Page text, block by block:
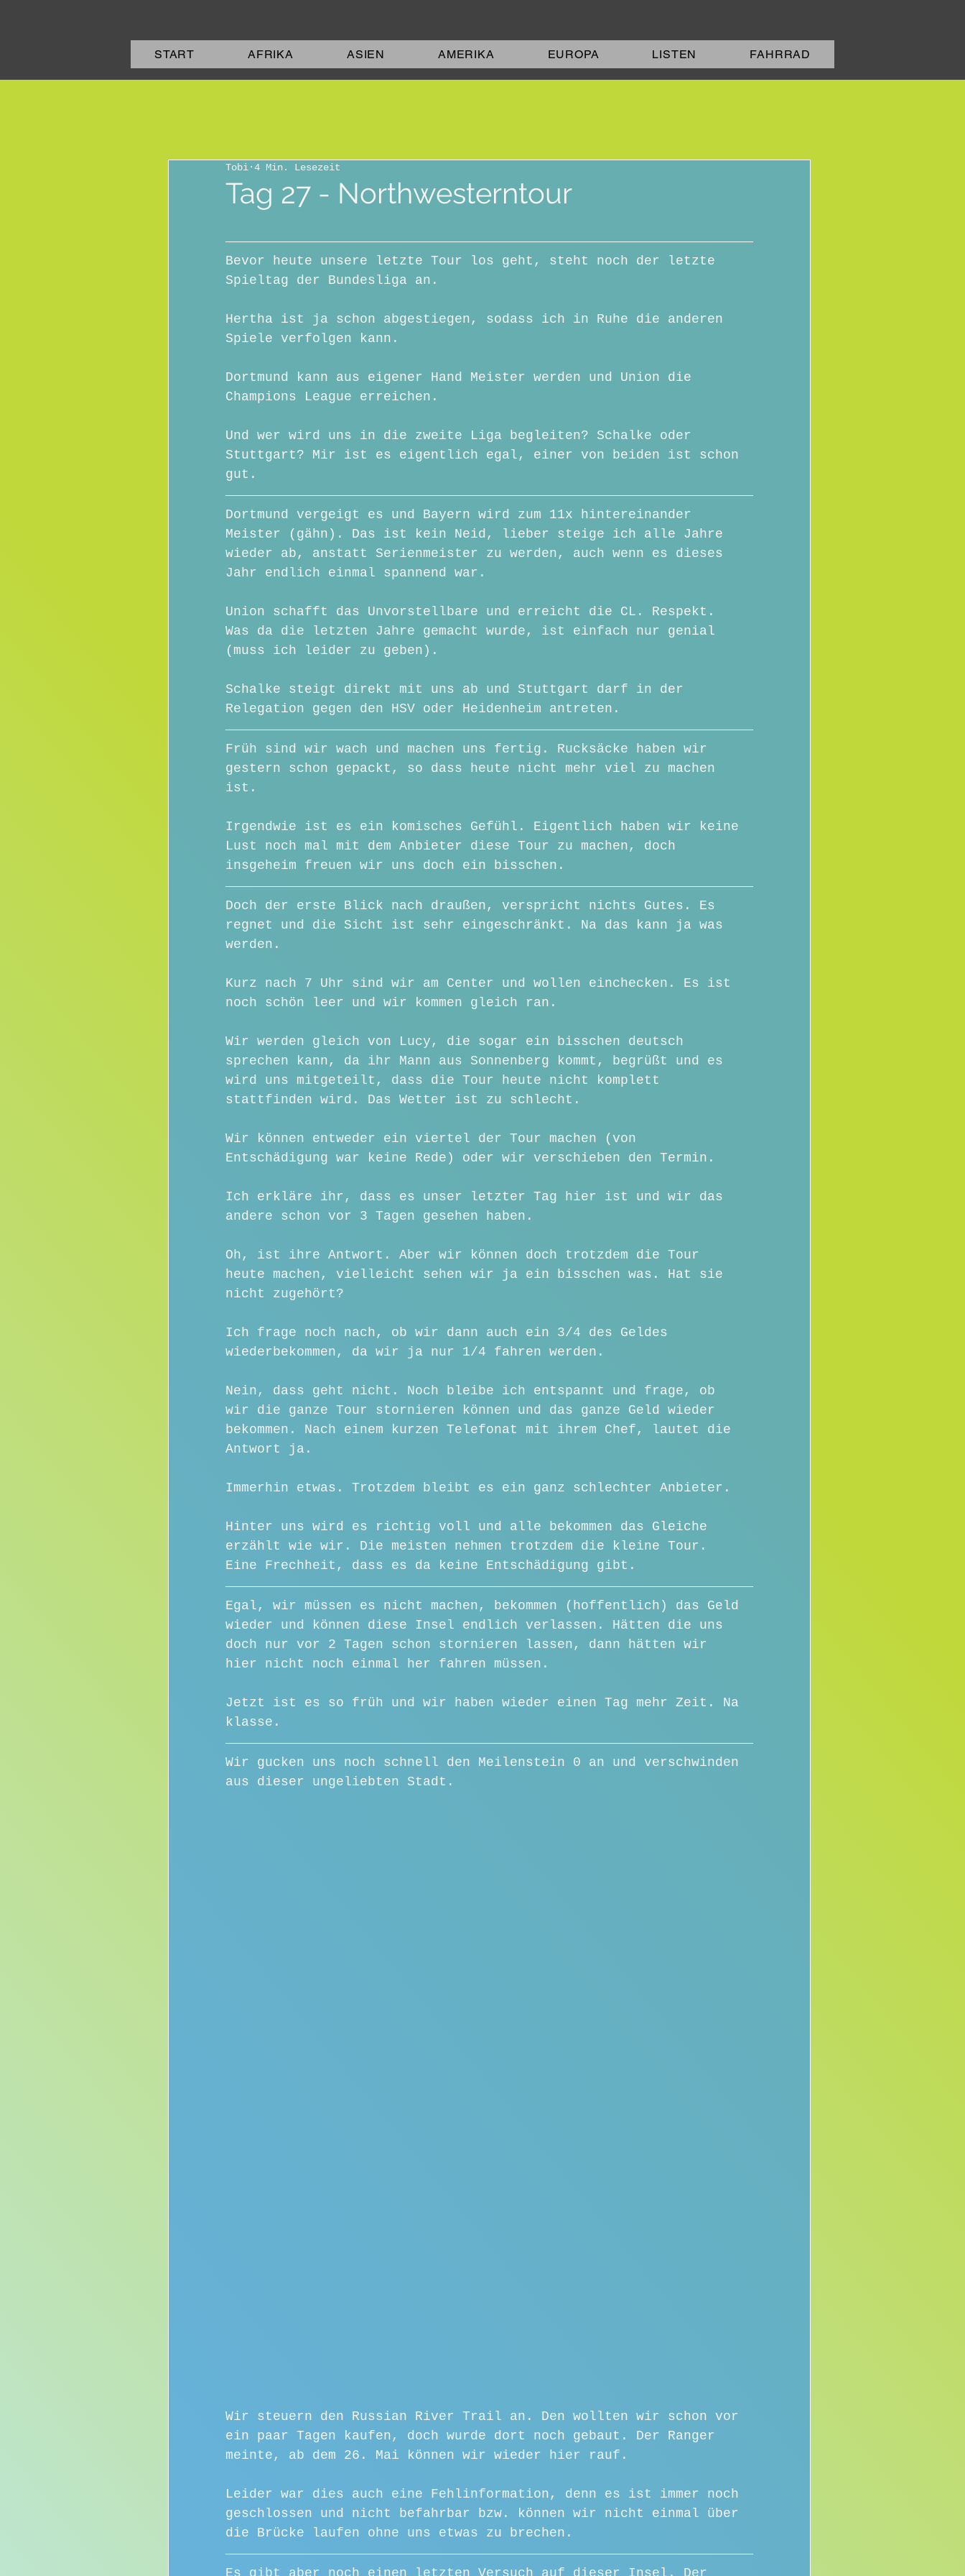
START AFRIKA ASIEN AMERIKA EUROPA LISTEN FAHRRAD
Tag 27 - Northwesterntour
Tobi 4 Min. Lesezeit
Bevor heute unsere letzte Tour los geht, steht noch der letzte
Spieltag der Bundesliga an.
Hertha ist ja schon abgestiegen, sodass ich in Ruhe die anderen
Spiele verfolgen kann.
Dortmund kann aus eigener Hand Meister werden und Union die
Champions League erreichen.
Und wer wird uns in die zweite Liga begleiten? Schalke oder
Stuttgart? Mir ist es eigentlich egal, einer von beiden ist schon
gut.
Dortmund vergeigt es und Bayern wird zum 11x hintereinander
Meister (gähn). Das ist kein Neid, lieber steige ich alle Jahre
wieder ab, anstatt Serienmeister zu werden, auch wenn es dieses
Jahr endlich einmal spannend war.
Union schafft das Unvorstellbare und erreicht die CL. Respekt.
Was da die letzten Jahre gemacht wurde, ist einfach nur genial
(muss ich leider zu geben).
Schalke steigt direkt mit uns ab und Stuttgart darf in der
Relegation gegen den HSV oder Heidenheim antreten.
Früh sind wir wach und machen uns fertig. Rucksäcke haben wir
gestern schon gepackt, so dass heute nicht mehr viel zu machen
ist.
Irgendwie ist es ein komisches Gefühl. Eigentlich haben wir keine
Lust noch mal mit dem Anbieter diese Tour zu machen, doch
insgeheim freuen wir uns doch ein bisschen.
Doch der erste Blick nach draußen, verspricht nichts Gutes. Es
regnet und die Sicht ist sehr eingeschränkt. Na das kann ja was
werden.
Kurz nach 7 Uhr sind wir am Center und wollen einchecken. Es ist
noch schön leer und wir kommen gleich ran.
Wir werden gleich von Lucy, die sogar ein bisschen deutsch
sprechen kann, da ihr Mann aus Sonnenberg kommt, begrüßt und es
wird uns mitgeteilt, dass die Tour heute nicht komplett
stattfinden wird. Das Wetter ist zu schlecht.
Wir können entweder ein viertel der Tour machen (von
Entschädigung war keine Rede) oder wir verschieben den Termin.
Ich erkläre ihr, dass es unser letzter Tag hier ist und wir das
andere schon vor 3 Tagen gesehen haben.
Oh, ist ihre Antwort. Aber wir können doch trotzdem die Tour
heute machen, vielleicht sehen wir ja ein bisschen was. Hat sie
nicht zugehört?
Ich frage noch nach, ob wir dann auch ein 3/4 des Geldes
wiederbekommen, da wir ja nur 1/4 fahren werden.
Nein, dass geht nicht. Noch bleibe ich entspannt und frage, ob
wir die ganze Tour stornieren können und das ganze Geld wieder
bekommen. Nach einem kurzen Telefonat mit ihrem Chef, lautet die
Antwort ja.
Immerhin etwas. Trotzdem bleibt es ein ganz schlechter Anbieter.
Hinter uns wird es richtig voll und alle bekommen das Gleiche
erzählt wie wir. Die meisten nehmen trotzdem die kleine Tour.
Eine Frechheit, dass es da keine Entschädigung gibt.
Egal, wir müssen es nicht machen, bekommen (hoffentlich) das Geld
wieder und können diese Insel endlich verlassen. Hätten die uns
doch nur vor 2 Tagen schon stornieren lassen, dann hätten wir
hier nicht noch einmal her fahren müssen.
Jetzt ist es so früh und wir haben wieder einen Tag mehr Zeit. Na
klasse.
Wir gucken uns noch schnell den Meilenstein 0 an und verschwinden
aus dieser ungeliebten Stadt.
Wir steuern den Russian River Trail an. Den wollten wir schon vor
ein paar Tagen kaufen, doch wurde dort noch gebaut. Der Ranger
meinte, ab dem 26. Mai können wir wieder hier rauf.
Leider war dies auch eine Fehlinformation, denn es ist immer noch
geschlossen und nicht befahrbar bzw. können wir nicht einmal über
die Brücke laufen ohne uns etwas zu brechen.
Es gibt aber noch einen letzten Versuch auf dieser Insel. Der